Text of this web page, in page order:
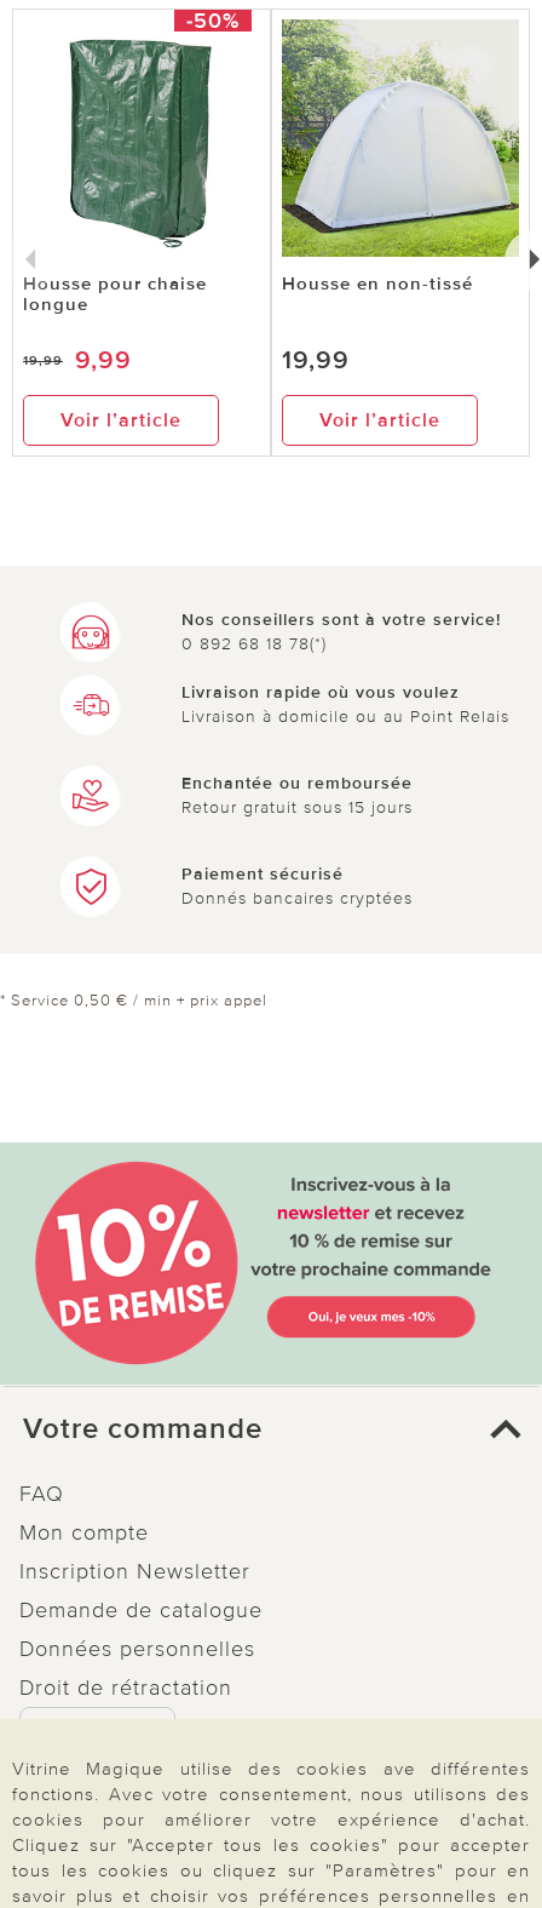
-50%
Housse pour chaise
longue
19,99 9,99
Voir l’article
Housse en non-tissé
19,99
Voir l’article
Nos conseillers sont à votre service!
0 892 68 18 78(*)
Livraison rapide où vous voulez
Livraison à domicile ou au Point Relais
Enchantée ou remboursée
Retour gratuit sous 15 jours
Paiement sécurisé
Donnés bancaires cryptées
* Service 0,50 € / min + prix appel
Votre commande
FAQ
Mon compte
Inscription Newsletter
Demande de catalogue
Données personnelles
Droit de rétractation
Paiement & Livraison
Vitrine Magique utilise des cookies ave différentes
fonctions. Avec votre consentement, nous utilisons des
cookies pour améliorer votre expérience d'achat.
Cliquez sur "Accepter tous les cookies" pour accepter
tous les cookies ou cliquez sur "Paramètres" pour en
savoir plus et choisir vos préférences personnelles en